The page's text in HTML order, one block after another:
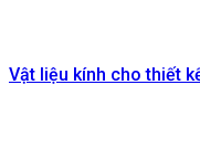
Vật liệu kính cho thiết